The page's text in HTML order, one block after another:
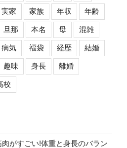
実家 家族 年収 年齢
旦那 本名 母 混雑
病気 福袋 経歴 結婚
趣味 身長 離婚
校
がすごい!体重と身長のバラン